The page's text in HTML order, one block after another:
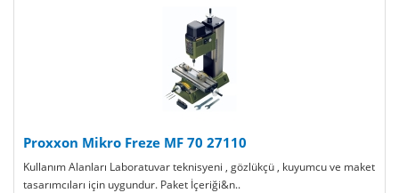
Proxxon Mikro Freze MF 70 27110
Kullanım Alanları Laboratuvar teknisyeni , gözlükçü , kuyumcu ve maket
tasarımcıları için uygundur. Paket İçeriği&n..